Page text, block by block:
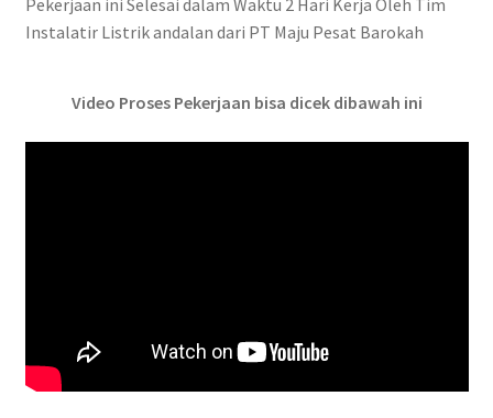
Pekerjaan ini Selesai dalam Waktu 2 Hari Kerja Oleh Tim
Instalatir Listrik andalan dari PT Maju Pesat Barokah
Video Proses Pekerjaan bisa dicek dibawah ini